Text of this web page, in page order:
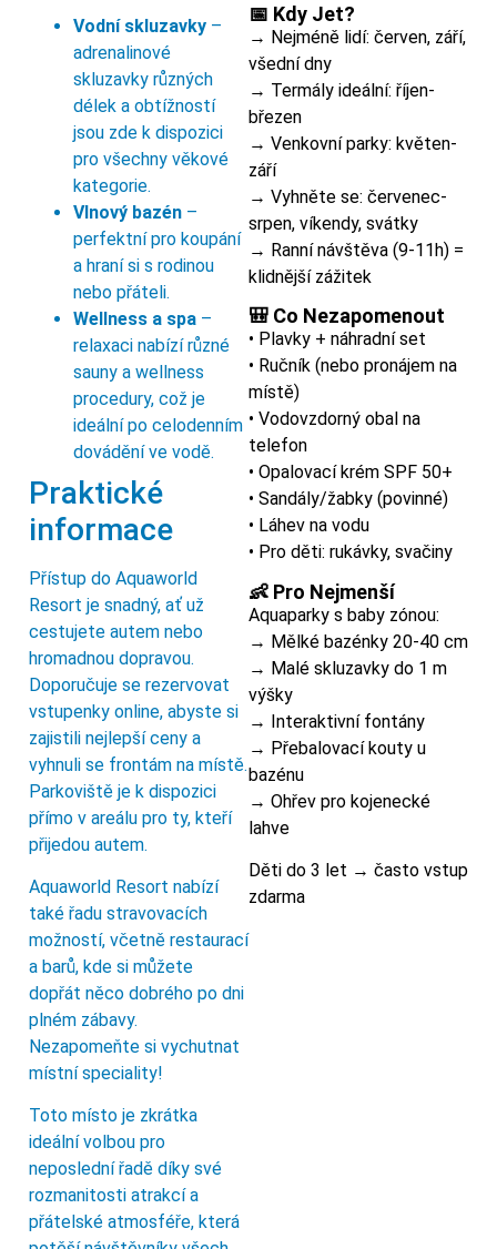
Vodní skluzavky –
adrenalinové
skluzavky různých
délek a obtížností
jsou zde k dispozici
pro všechny věkové
kategorie.
Vlnový bazén –
perfektní pro koupání
a hraní si s rodinou
nebo přáteli.
Wellness a spa –
relaxaci nabízí různé
sauny a wellness
procedury, což je
ideální po celodenním
dovádění ve vodě.
Praktické
informace
Přístup do Aquaworld
Resort je snadný, ať už
cestujete autem nebo
hromadnou dopravou.
Doporučuje se rezervovat
vstupenky online, abyste si
zajistili nejlepší ceny a
vyhnuli se frontám na místě.
Parkoviště je k dispozici
přímo v areálu pro ty, kteří
přijedou autem.
Aquaworld Resort nabízí
také řadu stravovacích
možností, včetně restaurací
a barů, kde si můžete
dopřát něco dobrého po dni
plném zábavy.
Nezapomeňte si vychutnat
místní speciality!
Toto místo je zkrátka
ideální volbou pro
neposlední řadě díky své
rozmanitosti atrakcí a
přátelské atmosféře, která
📅 Kdy Jet?
→ Nejméně lidí: červen, září,
všední dny
→ Termály ideální: říjen-
březen
→ Venkovní parky: květen-
září
→ Vyhněte se: červenec-
srpen, víkendy, svátky
→ Ranní návštěva (9-11h) =
klidnější zážitek
🎒 Co Nezapomenout
• Plavky + náhradní set
• Ručník (nebo pronájem na
místě)
• Vodovzdorný obal na
telefon
• Opalovací krém SPF 50+
• Sandály/žabky (povinné)
• Láhev na vodu
• Pro děti: rukávky, svačiny
👶 Pro Nejmenší
Aquaparky s baby zónou:
→ Mělké bazénky 20-40 cm
→ Malé skluzavky do 1 m
výšky
→ Interaktivní fontány
→ Přebalovací kouty u
bazénu
→ Ohřev pro kojenecké
lahve
Děti do 3 let → často vstup
zdarma